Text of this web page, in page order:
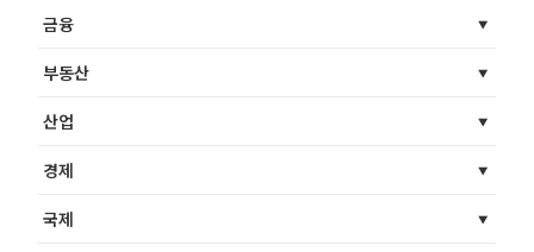
금융
부동산
산업
경제
국제